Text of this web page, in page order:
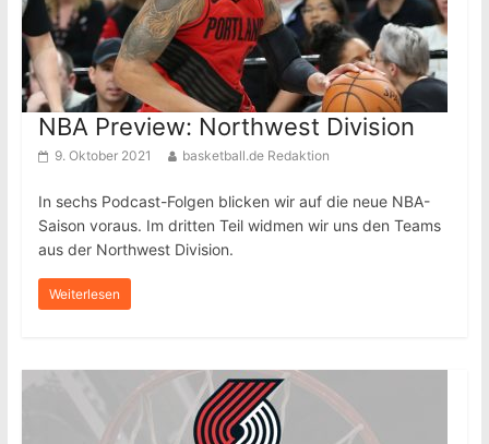
NBA Preview: Northwest Division
9. Oktober 2021 basketball.de Redaktion
In sechs Podcast-Folgen blicken wir auf die neue NBA-
Saison voraus. Im dritten Teil widmen wir uns den Teams
aus der Northwest Division.
Weiterlesen